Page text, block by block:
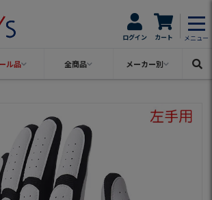
ログイン カート メニュー
ル品 全商品 メーカー別